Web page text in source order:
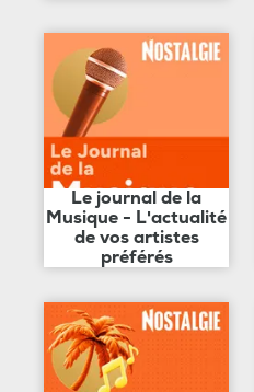
Le journal de la
Musique - L'actualité
de vos artistes
préférés